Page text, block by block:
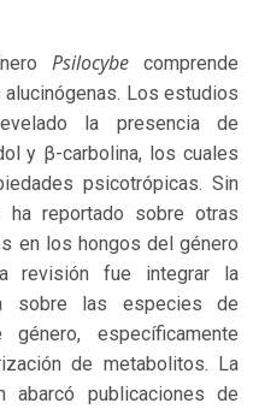
Psilocybe comprende
Los estudios
la presencia de
y β-carbolina, los cuales
psicotrópicas. Sin
ha reportado sobre otras
en los hongos del género
revisión fue integrar la
sobre las especies de
específicamente
de metabolitos. La
abarcó publicaciones de